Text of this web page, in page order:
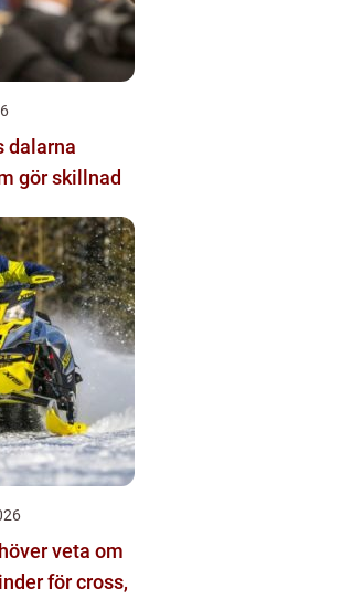
dalarna
gör skillnad
veta om
för cross,